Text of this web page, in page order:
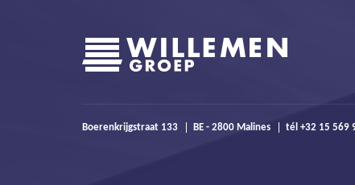
Boerenkrijgstraat 133 BE - 2800 Malines tél +32 15 569